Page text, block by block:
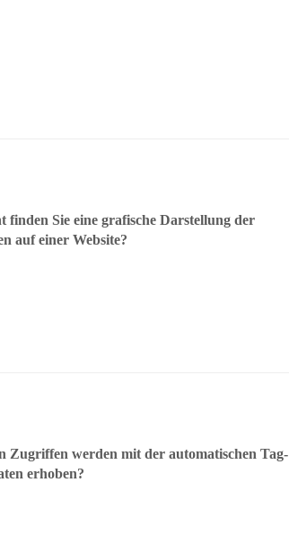
finden Sie eine grafische Darstellung der
auf einer Website?
Zugriffen werden mit der automatischen Tag-
erhoben?